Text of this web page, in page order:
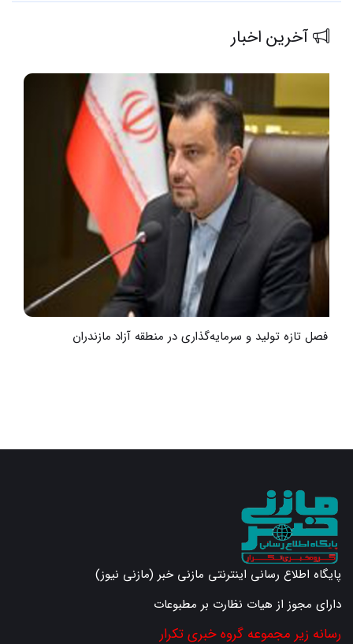
آخرین اخبار
آغاز فصل تازه تولید و سرمایه‌گذاری در منطقه آزاد مازندران
پایگاه اطلاع رسانی اینترنتی مازنی خبر (مازنی نیوز)
دارای مجوز از هیات نظارت بر مطبوعات
رسانه زیر مجموعه گروه خبری تکرار